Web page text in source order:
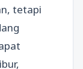
tetapi